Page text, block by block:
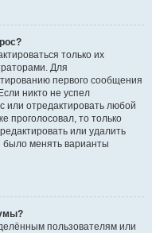
только их
Для
первого сообщения
никто не успел
или отредактировать любой
проголосовал, то только
или удалить
было менять варианты
пользователям или